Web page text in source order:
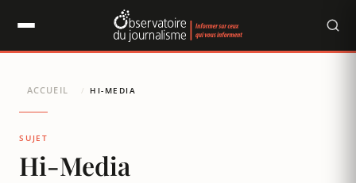
ACCUEIL / HI-MEDIA
SUJET
Hi-Media
Panneau de gestion des cookies